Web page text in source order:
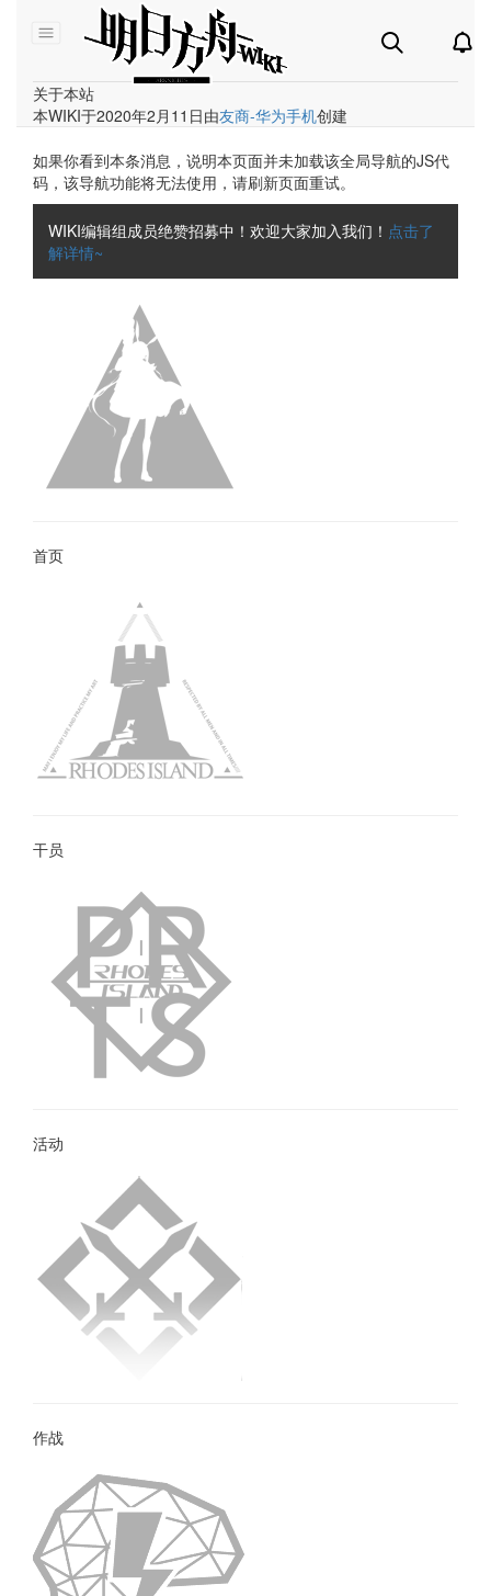
关于本站
本WIKI于2020年2月11日由友商-华为手机创建
如果你看到本条消息，说明本页面并未加载该全局导航的JS代
码，该导航功能将无法使用，请刷新页面重试。
WIKI编辑组成员绝赞招募中！欢迎大家加入我们！ 点击了
解详情~
首页
干员
活动
作战
STAGE
STAGE
STAGE